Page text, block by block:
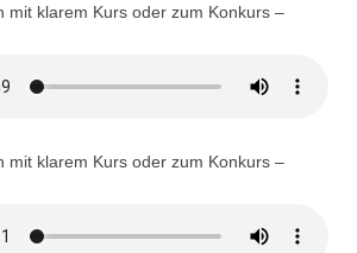
mit klarem Kurs oder zum Konkurs –
mit klarem Kurs oder zum Konkurs –